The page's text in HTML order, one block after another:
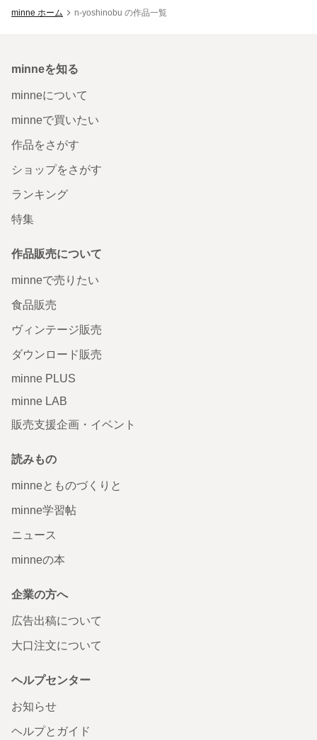
minne ホーム n-yoshinobu の作品一覧
minneを知る
minneについて
minneで買いたい
作品をさがす
ショップをさがす
ランキング
特集
作品販売について
minneで売りたい
食品販売
ヴィンテージ販売
ダウンロード販売
minne PLUS
minne LAB
販売支援企画・イベント
読みもの
minneとものづくりと
minne学習帖
ニュース
minneの本
企業の方へ
広告出稿について
大口注文について
ヘルプセンター
お知らせ
ヘルプとガイド